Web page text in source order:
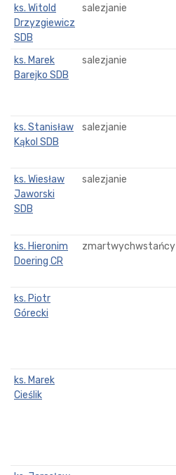
ks. Witold
Drzyzgiewicz
SDB
salezjanie
ks. Marek
Barejko SDB
salezjanie
ks. Stanisław
Kąkol SDB
salezjanie
ks. Wiesław
Jaworski
SDB
salezjanie
ks. Hieronim
Doering CR
zmartwychwstańcy
ks. Piotr
Górecki
ks. Marek
Cieślik